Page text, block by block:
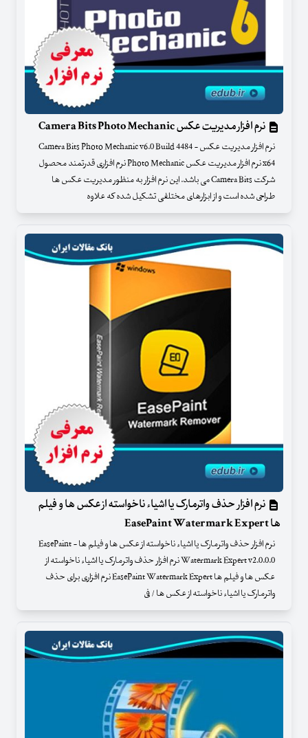
نرم افزار مدیریت عکس Camera Bits Photo Mechanic
نرم افزار مدیریت عکس - Camera Bits Photo Mechanic v6.0 Build 4484
x64 نرم افزار مدیریت عکس Photo Mechanic نرم افزاری قدرتمند محصول
شرکت Camera Bits می باشد. این نرم افزار به منظور مدیریت عکس ها
طراحی شده است و از ابزارهای مختلفی تشکیل شده که علاوه
نرم افزار حذف واترمارک یا اشیاء ناخواسته از عکس ها و فیلم
ها EasePaint Watermark Expert
نرم افزار حذف واترمارک یا اشیاء ناخواسته از عکس ها و فیلم ها - EasePaint
Watermark Expert v2.0.0.0 نرم افزار حذف واترمارک یا اشیاء ناخواسته از
عکس ها و فیلم ها EasePaint Watermark Expert نرم افزاری برای حذف
واترمارک یا اشیاء ناخواسته از عکس ها / فی